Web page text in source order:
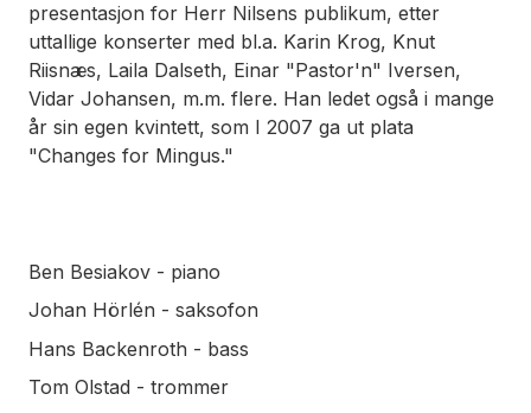
presentasjon for Herr Nilsens publikum, etter
uttallige konserter med bl.a. Karin Krog, Knut
Riisnæs, Laila Dalseth, Einar "Pastor'n" Iversen,
Vidar Johansen, m.m. flere. Han ledet også i mange
år sin egen kvintett, som I 2007 ga ut plata
"Changes for Mingus."
Ben Besiakov - piano
Johan Hörlén - saksofon
Hans Backenroth - bass
Tom Olstad - trommer